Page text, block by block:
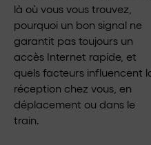
là où vous vous trouvez,
pourquoi un bon signal ne
garantit pas toujours un
accès Internet rapide, et
quels facteurs influencent
réception chez vous, en
déplacement ou dans le
train.